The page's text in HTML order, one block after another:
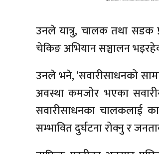
उनले यात्रु, चालक तथा सडक
चेकिङ अभियान सञ्चालन
उनले भने, ‘सवारीसाधनको
अवस्था कमजोर भएका
सवारीसाधनका चालकलाई
सम्भावित दुर्घटना रोक्नु र